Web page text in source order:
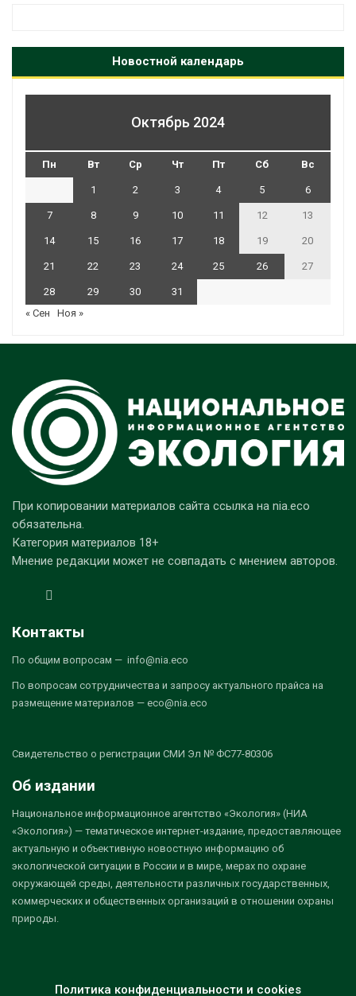
Новостной календарь
Октябрь 2024
Пн Вт Ср Чт Пт Сб Вс
1 2 3 4 5 6
7 8 9 10 11 12 13
14 15 16 17 18 19 20
21 22 23 24 25 26 27
28 29 30
31
« Сен
Ноя »
При копировании материалов сайта ссылка на nia.eco
обязательна.
Категория материалов 18+
Мнение редакции может не совпадать с мнением авторов.
Контакты
По общим вопросам — info@nia.eco
По вопросам сотрудничества и запросу актуального прайса на
размещение материалов — eco@nia.eco
Свидетельство о регистрации СМИ Эл № ФС77-80306
Об издании
Национальное информационное агентство «Экология» (НИА
«Экология») — тематическое интернет-издание, предоставляющее
актуальную и объективную новостную информацию об
экологической ситуации в России и в мире, мерах по охране
окружающей среды, деятельности различных государственных,
коммерческих и общественных организаций в отношении охраны
природы.
Политика конфиденциальности и cookies